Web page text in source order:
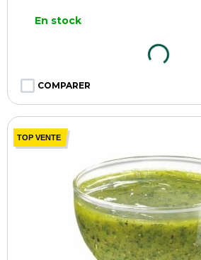
En stock
COMPARER
TOP VENTE